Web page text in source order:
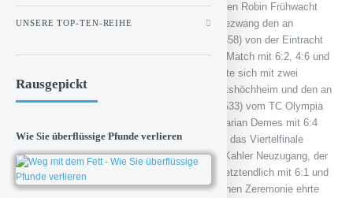
deutlich mit 6:4 und 6:1 gegen den ungesetzten Robin Frühwacht
vom TC Birkenhain Albstadt durch. Demes bezwang den an
Position 3 gesetzten Christian Marian (DTB 458) von der Eintracht
Frankfurt mühsam in einem kräftezehrenden Match mit 6:2, 4:6 und
7:5. Martin Simon vom Tennisklub Kahl konnte sich mit zwei
Siegen über Sebastian Egidy von der TG Veitshöchheim und den an
Platz fünf gesetzten Boris Klingenbiel (DTB 533) vom TC Olympia
Lorsch ins Viertelfinale spielen, wo er sich Marian Demes mit 6:4
und 6:2 geschlagen geben musste. Ebenfalls das Viertelfinale
erreicht hat Jan-Niklas Mielsch, ein weiterer Kahler Neuzugang, der
nach einem heiß umkämpften zweiten Satz letztendlich mit 6:1 und
7:6 Christian Marian unterlag. In einer feierlichen Zeremonie ehrte
UNSERE TOP-TEN-REIHE
Rausgepickt
Wie Sie überflüssige Pfunde verlieren